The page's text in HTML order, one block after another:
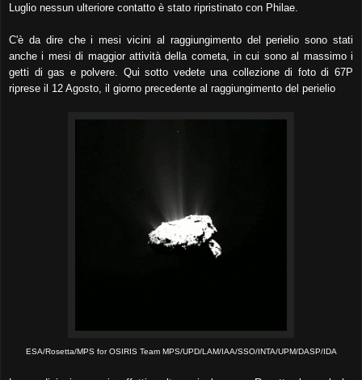
Luglio nessun ulteriore contatto è stato ripristinato con Philae.
C'è da dire che i mesi vicini al raggiungimento del perielio sono stati
anche i mesi di maggior attività della cometa, in cui sono al massimo i
getti di gas e polvere. Qui sotto vedete una collezione di foto di 67P
riprese il 12 Agosto, il giorno precedente al raggiungimento del perielio
ESA/Rosetta/MPS for OSIRIS Team MPS/UPD/LAM/IAA/SSO/INTA/UPM/DASP/IDA